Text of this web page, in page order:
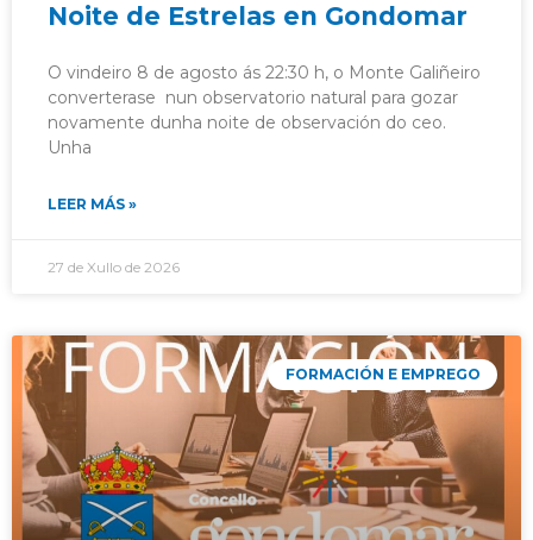
Noite de Estrelas en Gondomar
O vindeiro 8 de agosto ás 22:30 h, o Monte Galiñeiro
converterase nun observatorio natural para gozar
novamente dunha noite de observación do ceo.
Unha
LEER MÁS »
27 de Xullo de 2026
FORMACIÓN E EMPREGO